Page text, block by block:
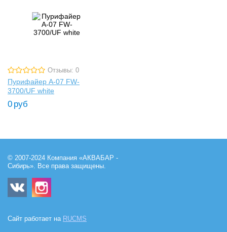
Отзывы: 0
Пурифайер A-07 FW-
3700/UF white
0 руб
© 2007-2024 Компания «АКВАБАР -
Сибирь». Все права защищены.
Сайт работает на RUCMS